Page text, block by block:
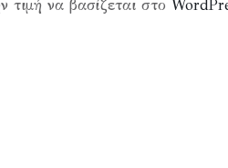
να βασίζεται στο